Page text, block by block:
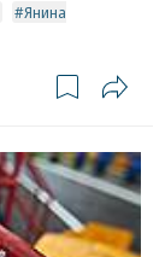
Янина